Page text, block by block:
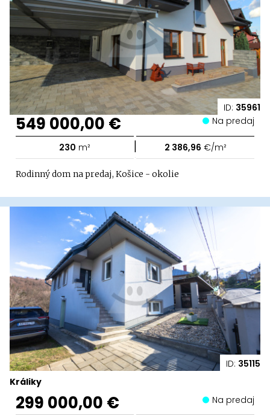
ID: 35961
549 000,00 € Na predaj
230 m² | 2 386,96 €/m²
Rodinný dom na predaj, Košice - okolie
ID: 35115
Králiky
299 000,00 € Na predaj